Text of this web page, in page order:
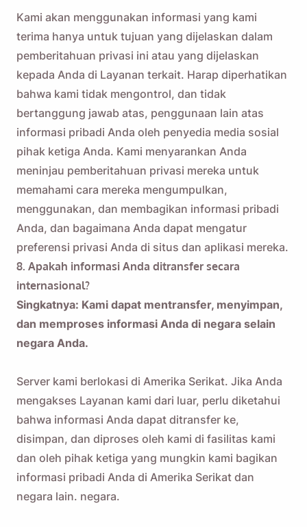
Kami akan menggunakan informasi yang kami
terima hanya untuk tujuan yang dijelaskan dalam
pemberitahuan privasi ini atau yang dijelaskan
kepada Anda di Layanan terkait. Harap diperhatikan
bahwa kami tidak mengontrol, dan tidak
bertanggung jawab atas, penggunaan lain atas
informasi pribadi Anda oleh penyedia media sosial
pihak ketiga Anda. Kami menyarankan Anda
meninjau pemberitahuan privasi mereka untuk
memahami cara mereka mengumpulkan,
menggunakan, dan membagikan informasi pribadi
Anda, dan bagaimana Anda dapat mengatur
preferensi privasi Anda di situs dan aplikasi mereka.
8. Apakah informasi Anda ditransfer secara
internasional?
Singkatnya: Kami dapat mentransfer, menyimpan,
dan memproses informasi Anda di negara selain
negara Anda.
Server kami berlokasi di Amerika Serikat. Jika Anda
mengakses Layanan kami dari luar, perlu diketahui
bahwa informasi Anda dapat ditransfer ke,
disimpan, dan diproses oleh kami di fasilitas kami
dan oleh pihak ketiga yang mungkin kami bagikan
informasi pribadi Anda di Amerika Serikat dan
negara lain. negara.